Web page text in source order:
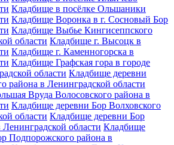
Кладбище в посёлке Ольшаники
Кладбище Воронка в г. Сосновый Бор
Кладбище Выбье Кингисеппского
области Кладбище г. Высоцк в
Кладбище г. Каменногорска в
Кладбище Графская гора в городе
области Кладбище деревни
района в Ленинградской области
Вруда Волосовского района в
Кладбище деревни Бор Волховского
области Кладбище деревни Бор
области Кладбище
Подпорожского района в